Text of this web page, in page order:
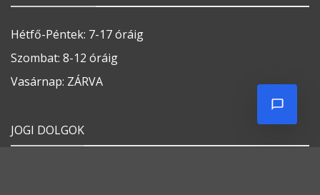
Hétfő-Péntek: 7-17 óráig
Szombat: 8-12 óráig
Vasárnap: ZÁRVA
JOGI DOLGOK